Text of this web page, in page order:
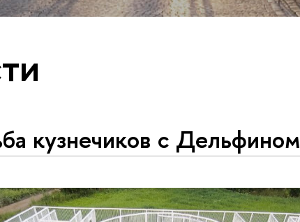
кузнечиков с Дельфином